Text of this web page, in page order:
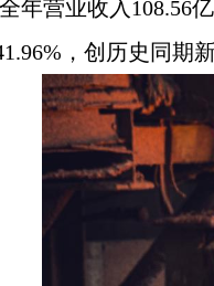
年营业收入108.56
，创历史同期